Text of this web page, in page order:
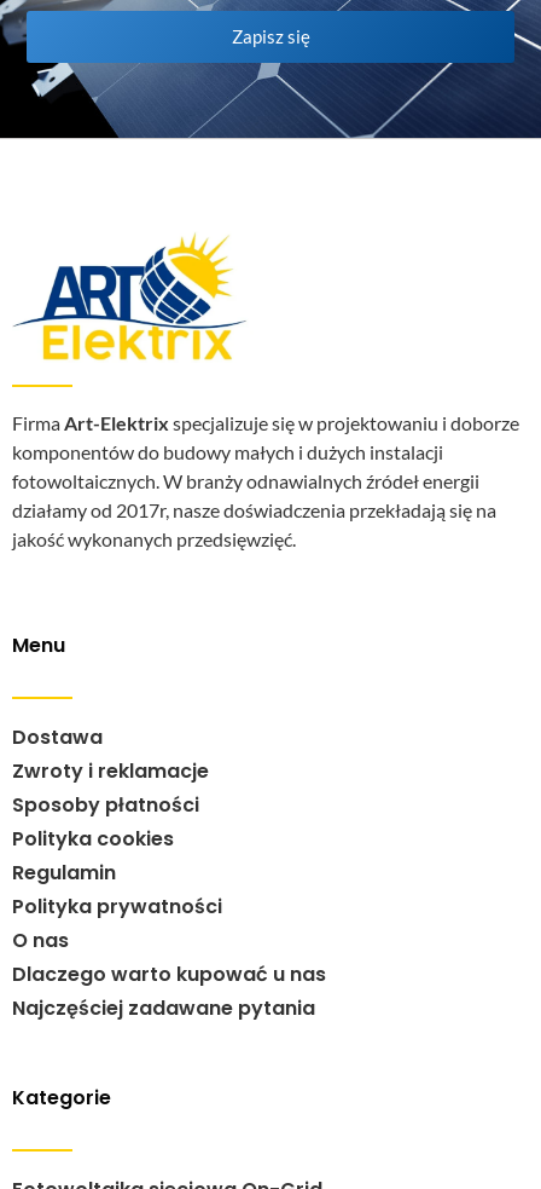
Zapisz się
FirmaArt-Elektrix specjalizuje się w projektowaniu i doborze
komponentów do budowy małych i dużych instalacji
fotowoltaicznych. W branży odnawialnych źródeł energii
działamy od 2017r, nasze doświadczenia przekładają się na
jakość wykonanych przedsięwzięć.
Menu
Dostawa
Zwroty i reklamacje
Sposoby płatności
Polityka cookies
Regulamin
Polityka prywatności
O nas
Dlaczego warto kupować u nas
Najczęściej zadawane pytania
Kategorie